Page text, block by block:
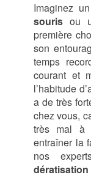
Imaginez
souris ou
première
son
temps
courant et
l’habitude
a de très
chez vous,
très mal à
entraîner la
nos